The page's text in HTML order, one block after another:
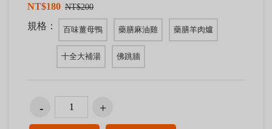
NT$180 NT$200
規格： 百味薑母鴨 藥膳麻油雞 藥膳羊肉爐
十全大補湯 佛跳牆